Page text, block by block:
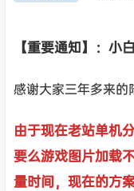
【重要通知】：小
感谢大家三年多来的
由于现在老站单机
要么游戏图片加载
量时间，现在的方